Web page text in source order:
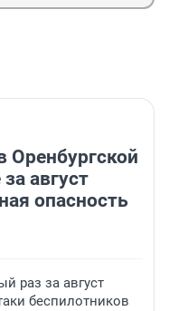
Оренбургской
август
опасность
раз за август
беспилотников